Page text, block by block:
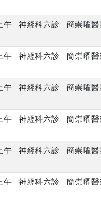
神經科六診 簡崇曜醫
神經科六診 簡崇曜醫
神經科六診 簡崇曜醫
神經科六診 簡崇曜醫
神經科六診 簡崇曜醫
神經科六診 簡崇曜醫